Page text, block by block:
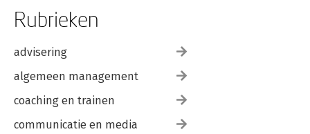
Rubrieken
advisering
algemeen management
coaching en trainen
communicatie en media